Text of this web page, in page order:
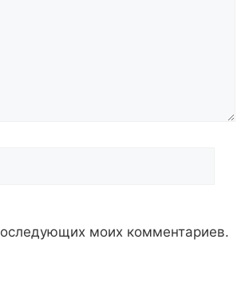
моих комментариев.